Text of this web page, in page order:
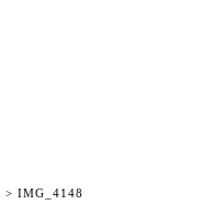
> IMG_4148